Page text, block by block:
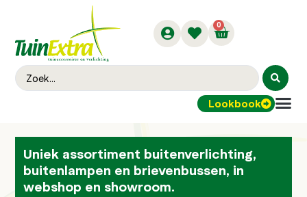
0
Lookbook
Uniek assortiment buitenverlichting,
buitenlampen en brievenbussen, in
webshop en showroom.